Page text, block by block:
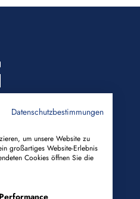
Datenschutzbestimmungen
um unsere Website zu
großartiges Website-Erlebnis
Cookies öffnen Sie die
Performance